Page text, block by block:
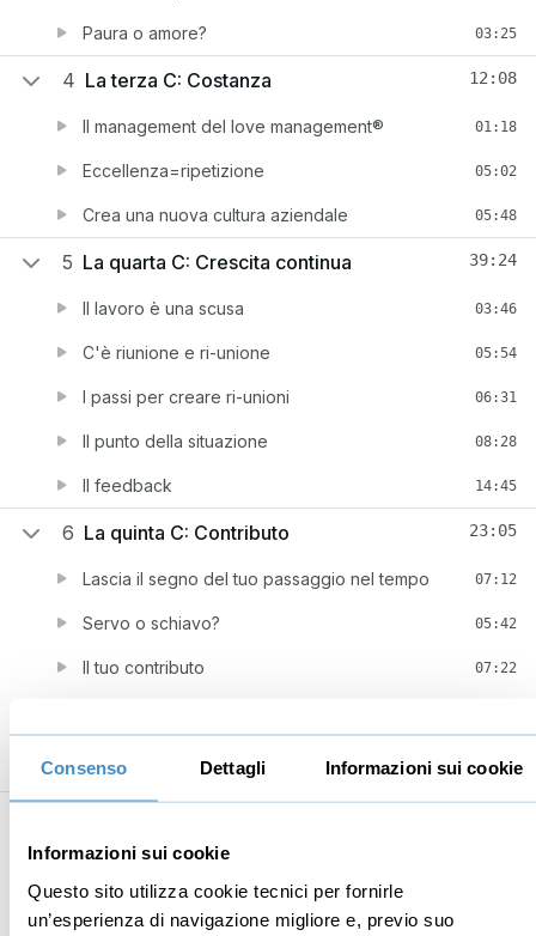
Consenso Dettagli Informazioni sui cookie
Informazioni sui cookie
Questo sito utilizza cookie tecnici per fornirle
un’esperienza di navigazione migliore e, previo suo
Paura o amore? 03:25
4 La terza C: Costanza 12:08
Il management del love management® 01:18
Eccellenza=ripetizione 05:02
Crea una nuova cultura aziendale 05:48
5 La quarta C: Crescita continua 39:24
Il lavoro è una scusa 03:46
C'è riunione e ri-unione 05:54
I passi per creare ri-unioni 06:31
Il punto della situazione 08:28
Il feedback 14:45
6 La quinta C: Contributo 23:05
Lascia il segno del tuo passaggio nel tempo 07:12
Servo o schiavo? 05:42
Il tuo contributo 07:22
Business
Mindset imprenditoriale
Seo